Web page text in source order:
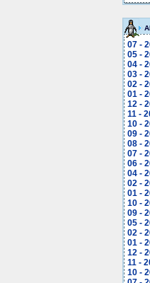
07 -
05 -
04 -
03 -
02 -
01 -
12 -
11 -
10 -
09 -
08 -
07 -
06 -
04 -
02 -
01 -
10 -
09 -
05 -
02 -
01 -
12 -
11 -
10 -